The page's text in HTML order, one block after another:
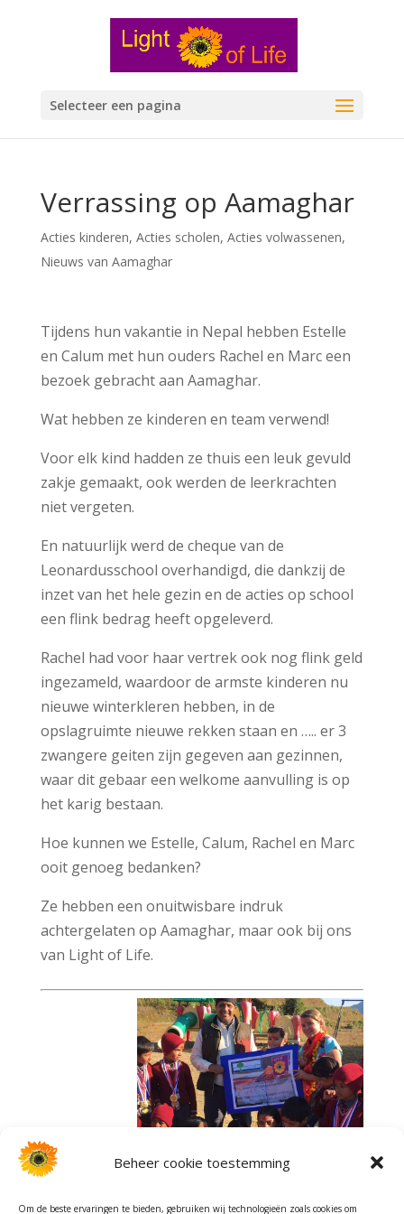
Beheer cookie toestemming
Om de beste ervaringen te bieden, gebruiken wij technologieën zoals cookies om
Selecteer een pagina
Verrassing op Aamaghar
Acties kinderen, Acties scholen, Acties volwassenen,
Nieuws van Aamaghar
Tijdens hun vakantie in Nepal hebben Estelle
en Calum met hun ouders Rachel en Marc een
bezoek gebracht aan Aamaghar.
Wat hebben ze kinderen en team verwend!
Voor elk kind hadden ze thuis een leuk gevuld
zakje gemaakt, ook werden de leerkrachten
niet vergeten.
En natuurlijk werd de cheque van de
Leonardusschool overhandigd, die dankzij de
inzet van het hele gezin en de acties op school
een flink bedrag heeft opgeleverd.
Rachel had voor haar vertrek ook nog flink geld
ingezameld, waardoor de armste kinderen nu
nieuwe winterkleren hebben, in de
opslagruimte nieuwe rekken staan en ….. er 3
zwangere geiten zijn gegeven aan gezinnen,
waar dit gebaar een welkome aanvulling is op
het karig bestaan.
Hoe kunnen we Estelle, Calum, Rachel en Marc
ooit genoeg bedanken?
Ze hebben een onuitwisbare indruk
achtergelaten op Aamaghar, maar ook bij ons
van Light of Life.